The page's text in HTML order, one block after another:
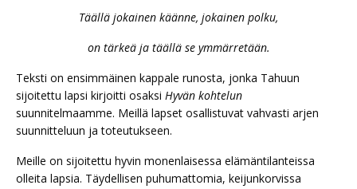
Täällä jokainen käänne, jokainen polku,
on tärkeä ja täällä se ymmärretään.
Teksti on ensimmäinen kappale runosta, jonka Tahuun
sijoitettu lapsi kirjoitti osaksi Hyvän kohtelun
suunnitelmaamme. Meillä lapset osallistuvat vahvasti arjen
suunnitteluun ja toteutukseen.
Meille on sijoitettu hyvin monenlaisessa elämäntilanteissa
olleita lapsia. Täydellisen puhumattomia, keijunkorvissa